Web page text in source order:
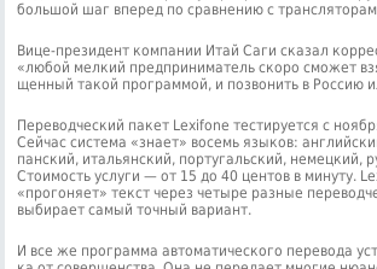
боль­шой шаг впе­ред по срав­не­нию с
Ви­це-пре­зи­дент ком­па­нии Итай Са­ги ска­зал
«лю­бой мелкий пред­при­ни­ма­тель ско­ро смо­жет
щен­ный та­кой программой, и по­зво­нить в Рос­сию
Пе­ре­вод­че­ский па­кет Lexifone те­сти­ру­ет­ся с
Сей­час си­сте­ма «зна­ет» во­семь язы­ков:
пан­ский, ита­льян­ский, португаль­ский, немец­кий,
Сто­и­мость услу­ги — от 15 до 40 центов в ми­ну­ту.
«про­го­ня­ет» текст через че­ты­ре раз­ные
вы­би­ра­ет са­мый точ­ный ва­ри­ант.
И все же про­грам­ма ав­то­ма­ти­че­ско­го пе­ре­во­да